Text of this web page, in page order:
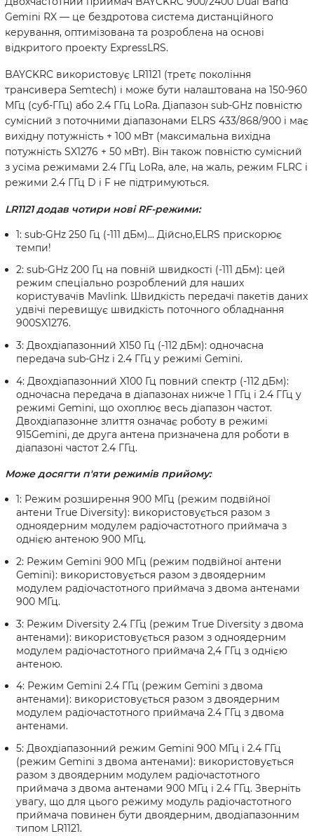
Gemini RX — це бездротова система дистанційного
керування, оптимізована та розроблена на основі
відкритого проекту ExpressLRS.
BAYCKRC використовує LR1121 (третє покоління
трансивера Semtech) і може бути налаштована на 150-960
МГц (суб-ГГц) або 2.4 ГГц LoRa. Діапазон sub-GHz повністю
сумісний з поточними діапазонами ELRS 433/868/900 і має
вихідну потужність + 100 мВт (максимальна вихідна
потужність SX1276 + 50 мВт). Він також повністю сумісний
з усіма режимами 2.4 ГГц LoRa, але, на жаль, режим FLRC і
режими 2.4 ГГц D і F не підтримуються.
LR1121 додав чотири нові RF-режими:
1: sub-GHz 250 Гц (-111 дБм)... Дійсно,ELRS прискорює
темпи!
2: sub-GHz 200 Гц на повній швидкості (-111 дБм): цей
режим спеціально розроблений для наших
користувачів Mavlink. Швидкість передачі пакетів даних
удвічі перевищує швидкість поточного обладнання
900SX1276.
3: Двохдіапазонний X150 Гц (-112 дБм): одночасна
передача sub-GHz і 2.4 ГГц у режимі Gemini.
4: Двохдіапазонний X100 Гц повний спектр (-112 дБм):
одночасна передача в діапазонах нижче 1 ГГц і 2.4 ГГц у
режимі Gemini, що охоплює весь діапазон частот.
Двохдіапазонне злиття означає роботу в режимі
915Gemini, де друга антена призначена для роботи в
діапазоні частот 2.4 ГГц.
Може досягти п'яти режимів прийому:
1: Режим розширення 900 МГц (режим подвійної
антени True Diversity): використовується разом з
одноядерним модулем радіочастотного приймача з
однією антеною 900 МГц.
2: Режим Gemini 900 МГц (режим подвійної антени
Gemini): використовується разом з двоядерним
модулем радіочастотного приймача з двома антенами
900 МГц.
3: Режим Diversity 2.4 ГГц (режим True Diversity з двома
антенами): використовується разом з одноядерним
модулем радіочастотного приймача 2,4 ГГц з однією
антеною.
4: Режим Gemini 2.4 ГГц (режим Gemini з двома
антенами): використовується разом з двоядерним
модулем радіочастотного приймача 2.4 ГГц з двома
антенами.
5: Двохдіапазонний режим Gemini 900 МГц і 2.4 ГГц
(режим Gemini з двома антенами): використовується
разом з двоядерним модулем радіочастотного
приймача з двома антенами 900 МГц і 2.4 ГГц. Зверніть
увагу, що для цього режиму модуль радіочастотного
приймача повинен бути двоядерним, дводіапазонним
типом LR1121.